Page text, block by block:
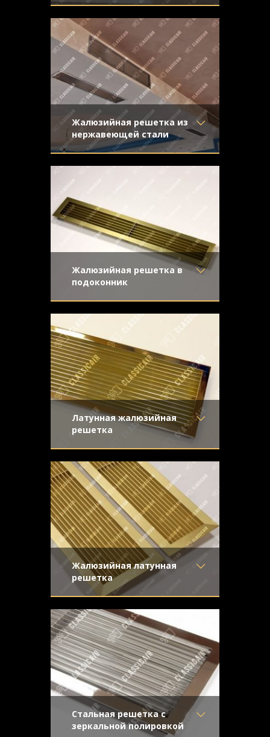
Материал- Латунь
Отделка- Старение с
эффектом затёртости
Узор
-
Конструкция- Жалюзи
из латуни со средним старением и
эффектом затертости
Жалюзийная решетка из
нержавеющей стали
Материал- Нержавеющая
сталь
нержавейка
Узор-
Конструкция- Жалюзи
направленная шлифовка
Жалюзийная решетка в
подоконник
Материал- Латунь
Отделка- Старение с
Узор-
Конструкция- Жалюзи
Латунная жалюзийная
решетка
Материал- Латунь
Отделка- Полированная
латунь
Узор-
Конструкция- Жалюзи
латуни для вентиляционного отверстия.
Жалюзи прямые, крепеж
Жалюзийная латунная
решетка
Материал- Латунь
Отделка- Шлифованная
латунь
Узор-
Конструкция- Жалюзи
производстве и обработке, что
превращает ее не только в изысканный
Стальная решетка с
зеркальной полировкой